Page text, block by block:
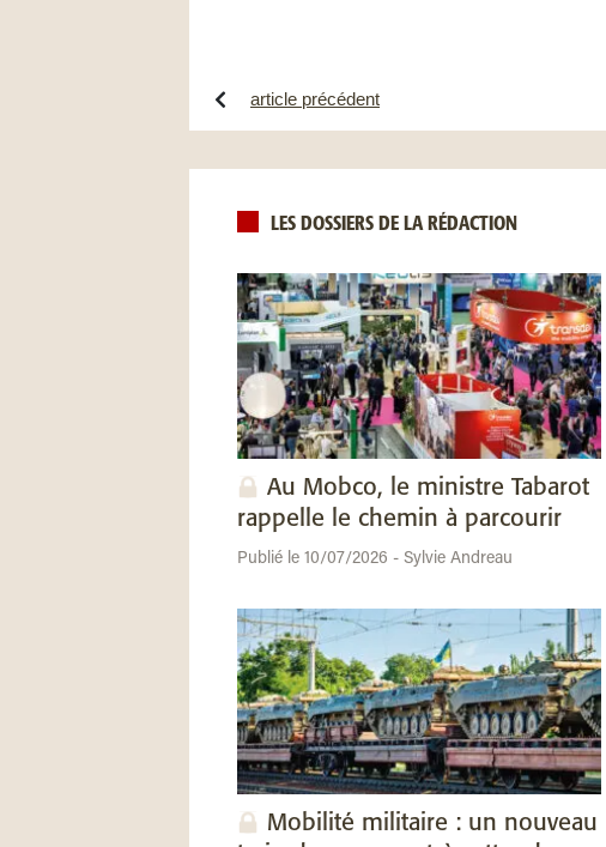
article précédent
LES DOSSIERS DE LA RÉDACTION
Au Mobco, le ministre Tabarot
rappelle le chemin à parcourir
Publié le 10/07/2026 - Sylvie Andreau
Mobilité militaire : un nouveau